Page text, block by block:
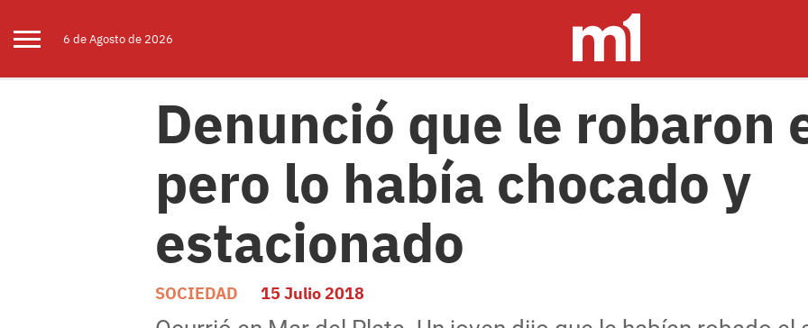
6 deAgostode 2026
Denunció que le robaron
pero lo había chocado y
estacionado
SOCIEDAD 15 Julio 2018